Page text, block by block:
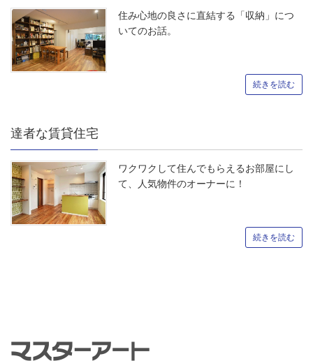
住み心地の良さに直結する「収納」につ
いてのお話。
続きを読む
達者な賃貸住宅
ワクワクして住んでもらえるお部屋にし
て、人気物件のオーナーに！
続きを読む